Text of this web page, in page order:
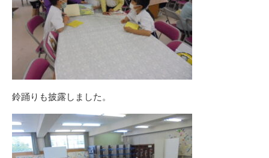
鈴踊りも披露しました。